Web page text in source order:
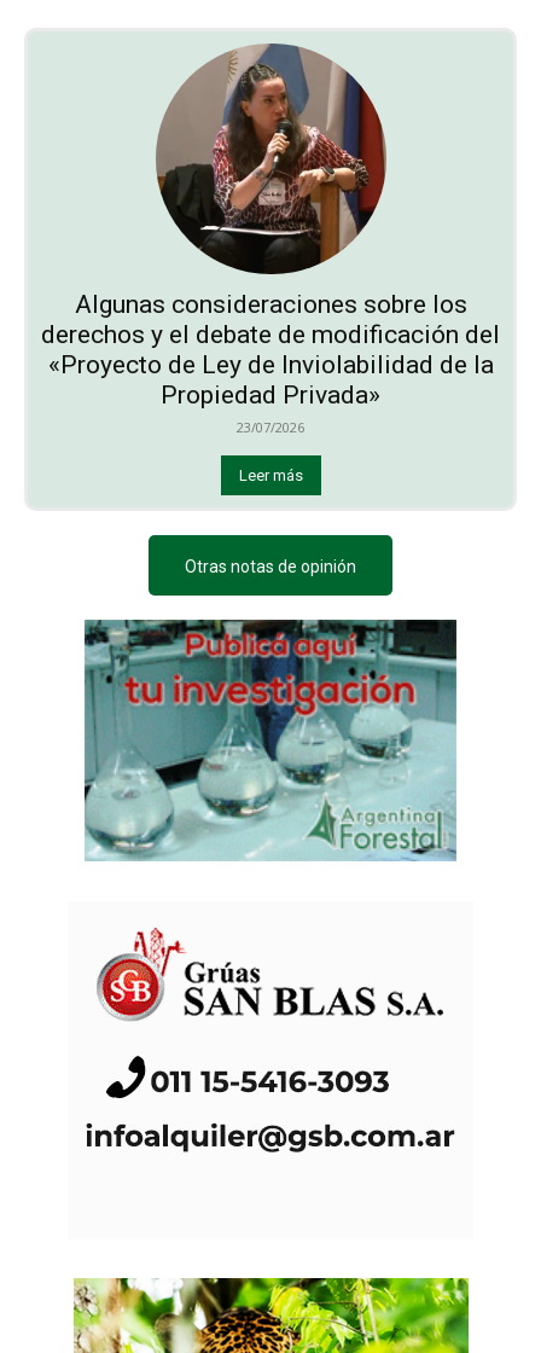
Algunas consideraciones sobre los
derechos y el debate de modificación del
«Proyecto de Ley de Inviolabilidad de la
Propiedad Privada»
23/07/2026
Leer más
Otras notas de opinión